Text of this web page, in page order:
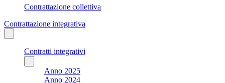
Contrattazione collettiva
Contrattazione integrativa
Contratti integrativi
Anno 2025
Anno 2024